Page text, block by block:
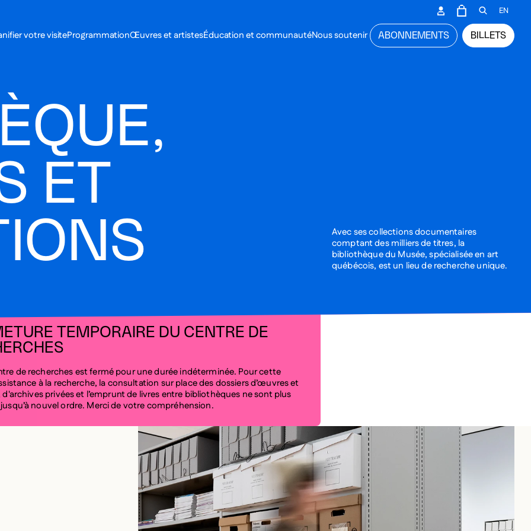
MENU PRINCIPAL
votre visiteProgrammationŒuvres et artistesÉducation et communautéNous soutenir BILLETS
ABONNEMENTS
SECONDAIRE
PANIEROUVRIR
EN
ET
Avec ses collections documentaires
comptant des milliers de titres, la
bibliothèque du Musée, spécialisée en art
québécois, est un lieu de recherche unique.
TEMPORAIRE DU CENTRE DE
de recherches est fermé pour une durée indéterminée. Pour cette
à la recherche, la consultation sur place des dossiers d’œuvres et
d'archives privées et l’emprunt de livres entre bibliothèques ne sont plus
nouvel ordre. Merci de votre compréhension.